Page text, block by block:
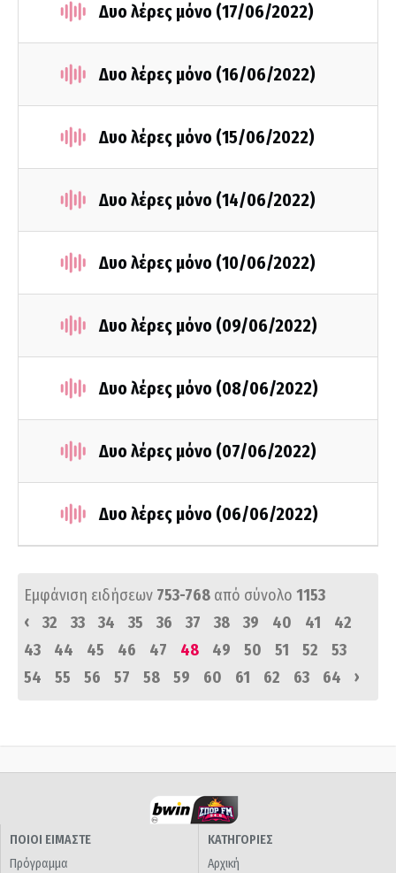
Δυο λέρες μόνο (17/06/2022)
Δυο λέρες μόνο (16/06/2022)
Δυο λέρες μόνο (15/06/2022)
Δυο λέρες μόνο (14/06/2022)
Δυο λέρες μόνο (10/06/2022)
Δυο λέρες μόνο (09/06/2022)
Δυο λέρες μόνο (08/06/2022)
Δυο λέρες μόνο (07/06/2022)
Δυο λέρες μόνο (06/06/2022)
Εμφάνιση ειδήσεων 753-768 από σύνολο 1153
‹
32 33 34 35 36 37 38 39 40 41
42
43
44 45 46 47 48 49 50 51 52
53
54
55 56 57 58 59 60 61 62 63 64 ›
ΠΟΙΟΙ ΕΙΜΑΣΤΕ
Πρόγραμμα
ΚΑΤΗΓΟΡΙΕΣ
Αρχική